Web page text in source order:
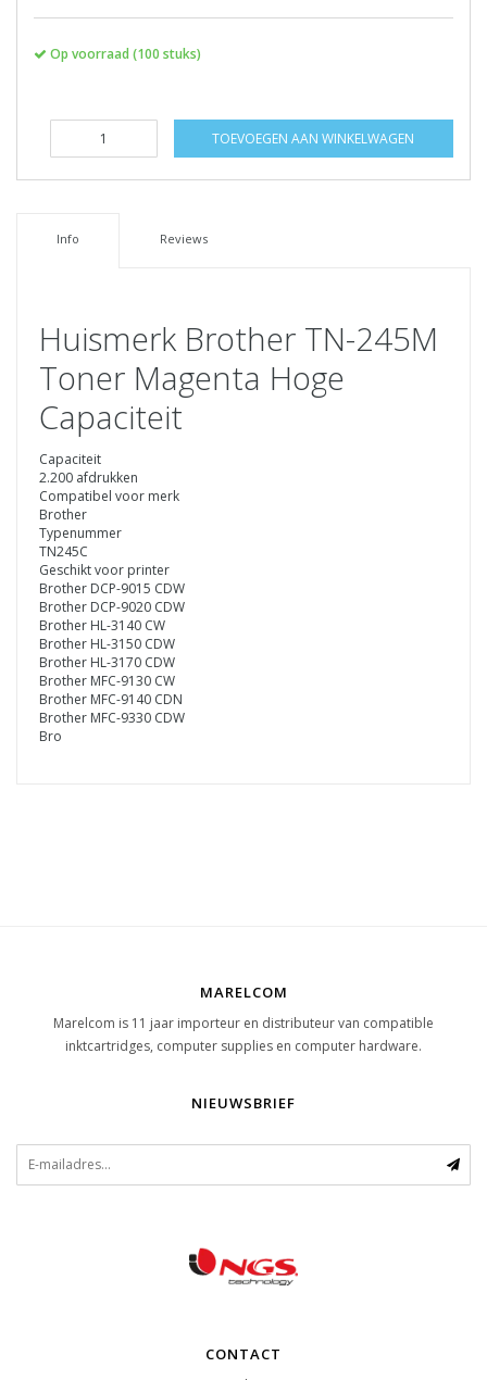
Op voorraad (100 stuks)
TOEVOEGEN AAN WINKELWAGEN
Info Reviews
Huismerk Brother TN-245M
Toner Magenta Hoge
Capaciteit
Capaciteit
2.200 afdrukken
Compatibel voor merk
Brother
Typenummer
TN245C
Geschikt voor printer
Brother DCP-9015 CDW
Brother DCP-9020 CDW
Brother HL-3140 CW
Brother HL-3150 CDW
Brother HL-3170 CDW
Brother MFC-9130 CW
Brother MFC-9140 CDN
Brother MFC-9330 CDW
Bro
MARELCOM
Marelcom is 11 jaar importeur en distributeur van compatible
inktcartridges, computer supplies en computer hardware.
NIEUWSBRIEF
CONTACT